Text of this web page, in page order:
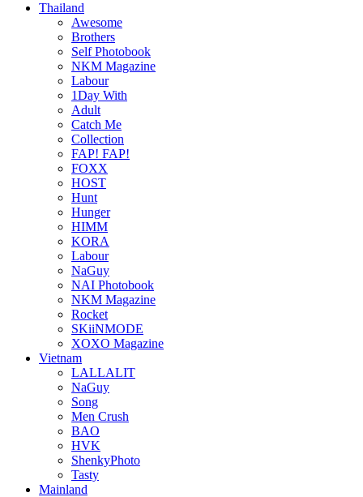
Thailand
Awesome
Brothers
Self Photobook
NKM Magazine
Labour
1Day With
Adult
Catch Me
Collection
FAP! FAP!
FOXX
HOST
Hunt
Hunger
HIMM
KORA
Labour
NaGuy
NAI Photobook
NKM Magazine
Rocket
SKiiNMODE
XOXO Magazine
Vietnam
LALLALIT
NaGuy
Song
Men Crush
BAO
HVK
ShenkyPhoto
Tasty
Mainland